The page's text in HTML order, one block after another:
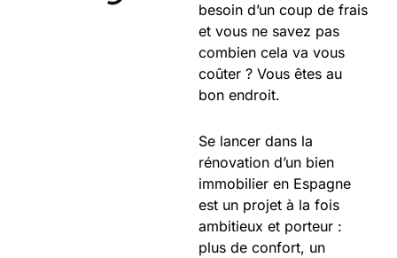
besoin d’un coup de frais
et vous ne savez pas
combien cela va vous
coûter ? Vous êtes au
bon endroit.
Se lancer dans la
rénovation d’un bien
immobilier en Espagne
est un projet à la fois
ambitieux et porteur :
plus de confort, un